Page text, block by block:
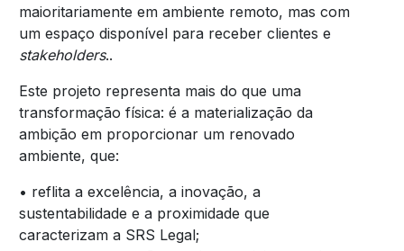
maioritariamente em ambiente remoto, mas com
um espaço disponível para receber clientes e
stakeholders..
Este projeto representa mais do que uma
transformação física: é a materialização da
ambição em proporcionar um renovado
ambiente, que:
• reflita a excelência, a inovação, a
sustentabilidade e a proximidade que
caracterizam a SRS Legal;